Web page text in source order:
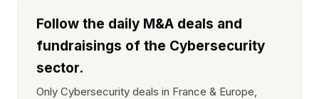
Follow the daily M&A deals and
fundraisings of the Cybersecurity
sector.
Only Cybersecurity deals in France & Europe,